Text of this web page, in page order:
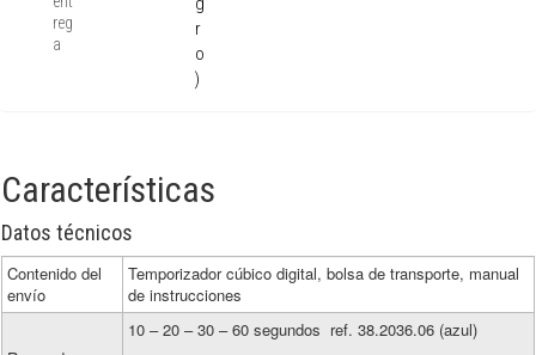
reg
a
r
o
)
Características
Datos técnicos
Contenido del
envío
Temporizador cúbico digital, bolsa de transporte, manual
de instrucciones
10 – 20 – 30 – 60 segundos ref. 38.2036.06 (azul)